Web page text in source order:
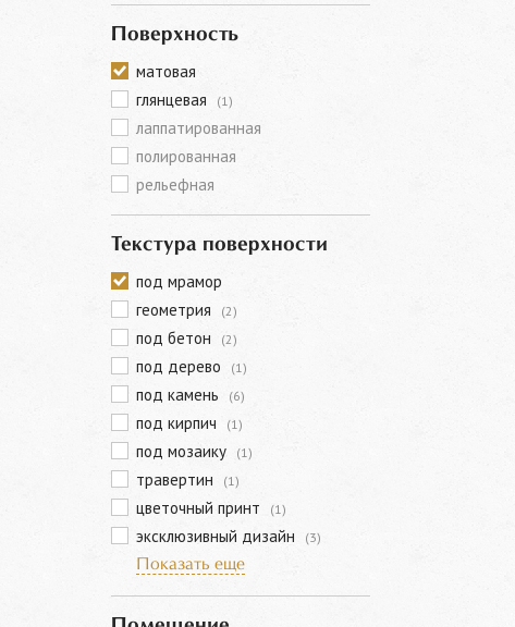
Поверхность
матовая
глянцевая
(1)
лаппатированная
полированная
рельефная
Текстура поверхности
под мрамор
геометрия
(2)
под бетон (2)
под дерево (1)
под камень (6)
под кирпич (1)
под мозаику (1)
травертин (1)
цветочный принт (1)
эксклюзивный дизайн
(3)
Показать еще